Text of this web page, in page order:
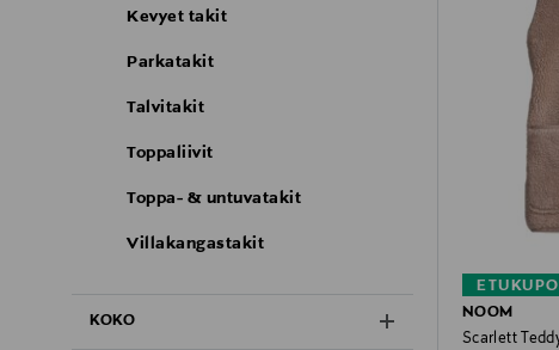
Kevyet takit
Parkatakit
Talvitakit
Toppaliivit
Toppa- & untuvatakit
Villakangastakit
KOKO
NOOM
Scarlett